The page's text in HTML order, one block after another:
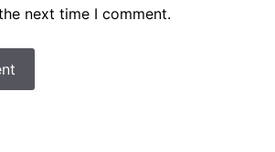
next time I comment.